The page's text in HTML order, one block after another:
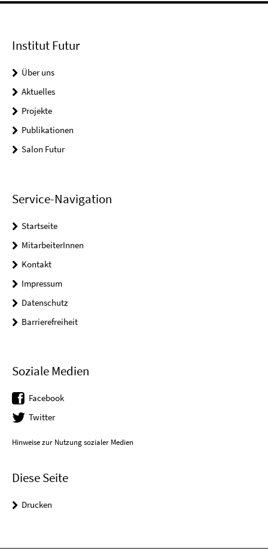
Institut Futur
Über uns
Aktuelles
Projekte
Publikationen
Salon Futur
Service-Navigation
Startseite
MitarbeiterInnen
Kontakt
Impressum
Datenschutz
Barrierefreiheit
Soziale Medien
Facebook
Twitter
Hinweise zur Nutzung sozialer Medien
Diese Seite
Drucken